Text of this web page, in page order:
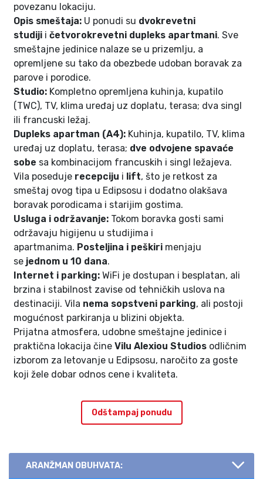
povezanu lokaciju.
Opis smeštaja: U ponudi su dvokrevetni
studiji i četvorokrevetni dupleks apartmani. Sve
smeštajne jedinice nalaze se u prizemlju, a
opremljene su tako da obezbede udoban boravak za
parove i porodice.
Studio: Kompletno opremljena kuhinja, kupatilo
(TWC), TV, klima uređaj uz doplatu, terasa; dva singl
ili francuski ležaj.
Dupleks apartman (A4): Kuhinja, kupatilo, TV, klima
uređaj uz doplatu, terasa; dve odvojene spavaće
sobe sa kombinacijom francuskih i singl ležajeva.
Vila poseduje recepciju i lift, što je retkost za
smeštaj ovog tipa u Edipsosu i dodatno olakšava
boravak porodicama i starijim gostima.
Usluga i održavanje: Tokom boravka gosti sami
održavaju higijenu u studijima i
apartmanima. Posteljina i peškiri menjaju
se jednom u 10 dana.
Internet i parking: WiFi je dostupan i besplatan, ali
brzina i stabilnost zavise od tehničkih uslova na
destinaciji. Vila nema sopstveni parking, ali postoji
mogućnost parkiranja u blizini objekta.
Prijatna atmosfera, udobne smeštajne jedinice i
praktična lokacija čine Vilu Alexiou Studios odličnim
izborom za letovanje u Edipsosu, naročito za goste
koji žele dobar odnos cene i kvaliteta.
Odštampaj ponudu
ARANŽMAN OBUHVATA: